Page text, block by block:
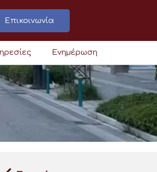
Επικοινωνία
Ενημέρωση